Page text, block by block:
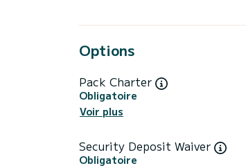
Options
Pack Charter
Obligatoire
Voir plus
Security Deposit Waiver
Obligatoire